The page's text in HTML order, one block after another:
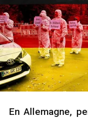
En Allemagne,